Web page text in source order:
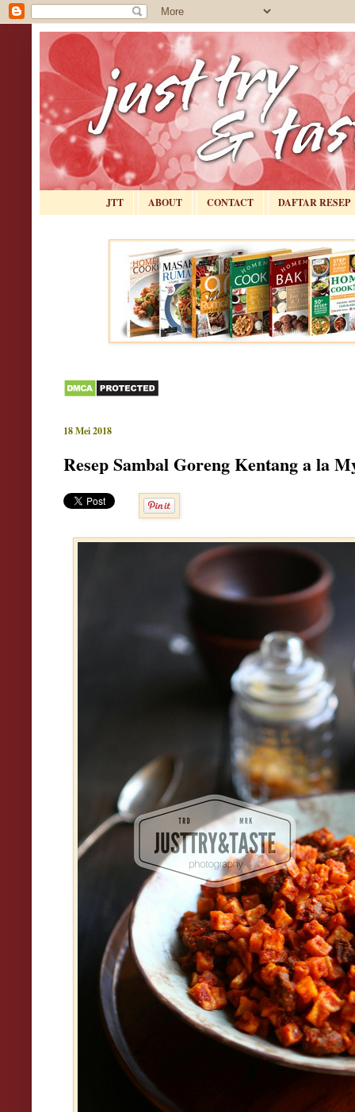
JTT ABOUT CONTACT DAFTAR RESEP
18 Mei 2018
Resep Sambal Goreng Kentang a la